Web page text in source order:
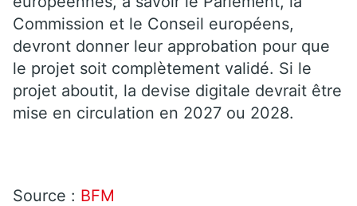
Commission et le Conseil européens,
devront donner leur approbation pour que
le projet soit complètement validé. Si le
projet aboutit, la devise digitale devrait être
mise en circulation en 2027 ou 2028.
Source : BFM